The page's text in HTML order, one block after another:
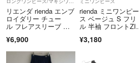
リエンダ rienda エンブ
ロイダリー チュー
ル フレアスリーブ ワ
¥6,900
rienda ミニワンピー
ス ベージュ S フリ
ル 半袖 フロントZI
¥3,180